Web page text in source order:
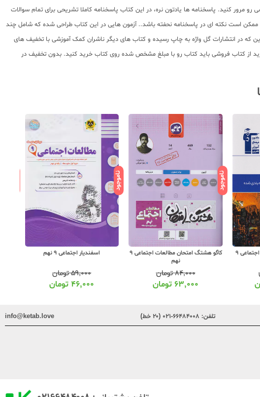
مرور کنید. پاسخنامه ها یادتون نره، در این کتاب پاسخنامه کاملا تشریحی برای تمام سوالات
است نکته ای در پاسخنامه نحفته باشد.. آزمون هایی در این کتاب طراحی شده که شامل چند
سنجش نهایی دانش آموز آورده شده. خرید کتاب (گلبرگ مطالعات اجتماعی نهم متوسطه 1) تالیف حسین آذر حزین که در انتشارات گل واژه به چاپ رسیده و کتاب های دیگر ناشران کمک آموزشی با تخفیف های
از کتاب فروشی باید کتاب رو با مبلغ مشخص شده روی کتاب خرید کنید. بدون تخفیف در
6869 قلم چی آبی مطالعات اجتماعی 9
ناموجود
کاگو هشتگ امتحان مطالعات اجتماعی 9
نهم
۸۴,۰۰۰تومان
۶۳,۰۰۰تومان
ناموجود
اسفندیار اجتماعی 9 نهم
۵۹,۰۰۰تومان
۴۶,۰۰۰ تومان
تلفن: ۶۶۴۸۴۰۰۸-۰۲۱ (۲۰ خط) info@ketab.love